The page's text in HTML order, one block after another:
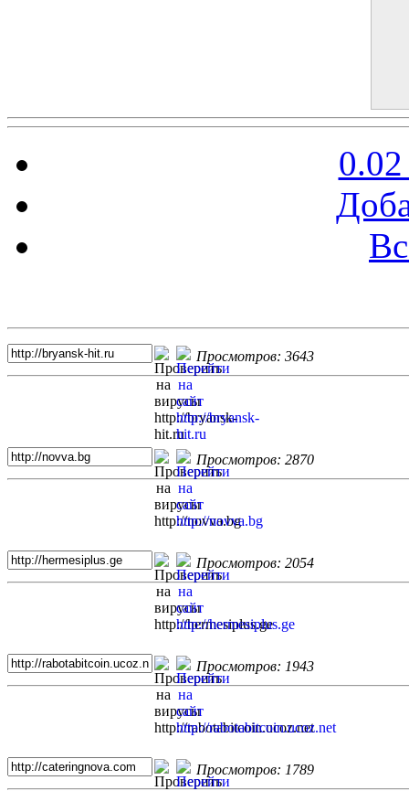
Просмотров: 3643
Просмотров: 2870
Просмотров: 2054
Просмотров: 1943
Просмотров: 1789